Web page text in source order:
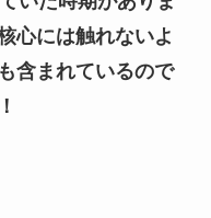
心には触れないよ
含まれているので